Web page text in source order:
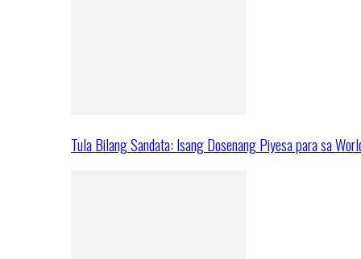
Tula Bilang Sandata: Isang Dosenang Piyesa para sa